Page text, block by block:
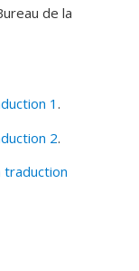
de la
1 .
2.
traduction